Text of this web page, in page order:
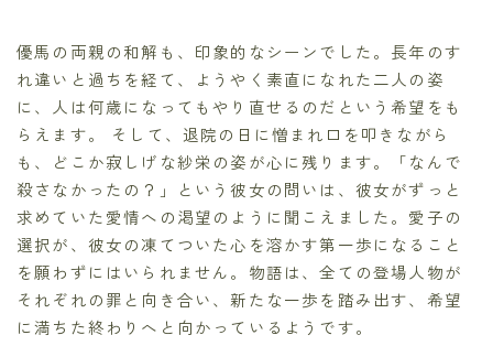
優馬の両親の和解も、印象的なシーンでした。長年のす
れ違いと過ちを経て、ようやく素直になれた二人の姿
に、人は何歳になってもやり直せるのだという希望をも
らえます。 そして、退院の日に憎まれ口を叩きながら
も、どこか寂しげな紗栄の姿が心に残ります。「なんで
殺さなかったの？」という彼女の問いは、彼女がずっと
求めていた愛情への渇望のように聞こえました。愛子の
選択が、彼女の凍てついた心を溶かす第一歩になること
を願わずにはいられません。物語は、全ての登場人物が
それぞれの罪と向き合い、新たな一歩を踏み出す、希望
に満ちた終わりへと向かっているようです。